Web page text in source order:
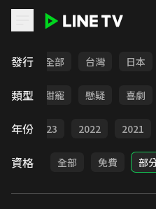
發行 全部 台灣 日本
類型
改編 甜寵 懸疑 喜劇
年份 2023 2022 2021
資格 全部 免費 部